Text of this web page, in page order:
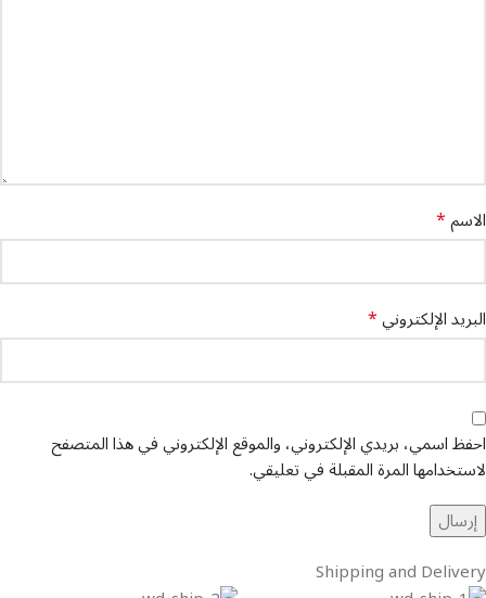
الاسم*
البريد الإلكتروني*
احفظ اسمي، بريدي الإلكتروني، والموقع الإلكتروني في هذا المتصفح
لاستخدامها المرة المقبلة في تعليقي.
Shipping and Delivery